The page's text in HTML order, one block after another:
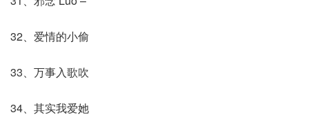
32、爱情的小偷
33、万事入歌吹
34、其实我爱她